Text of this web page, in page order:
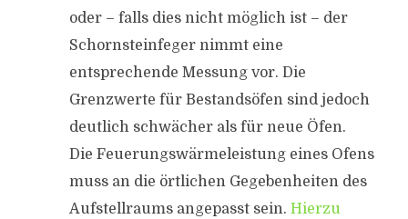
oder – falls dies nicht möglich ist – der
Schornsteinfeger nimmt eine
entsprechende Messung vor. Die
Grenzwerte für Bestandsöfen sind jedoch
deutlich schwächer als für neue Öfen.
Die Feuerungswärmeleistung eines Ofens
muss an die örtlichen Gegebenheiten des
Aufstellraums angepasst sein. Hierzu